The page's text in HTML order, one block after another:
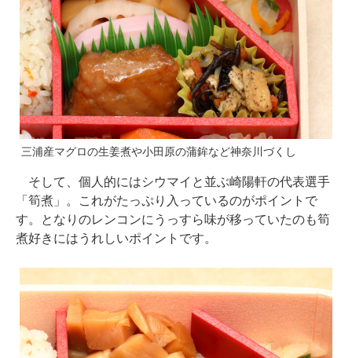
三浦産マグロの生姜煮や小田原の蒲鉾など神奈川づくし
そして、個人的にはシウマイと並ぶ崎陽軒の代表選手
「筍煮」。これがたっぷり入っているのがポイントで
す。となりのレンコンにうっすら味が移っていたのも筍
煮好きにはうれしいポイントです。